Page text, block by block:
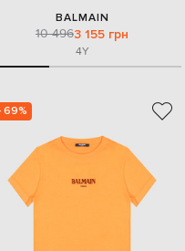
BALMAIN
10 4963 155 грн
4Y
69%